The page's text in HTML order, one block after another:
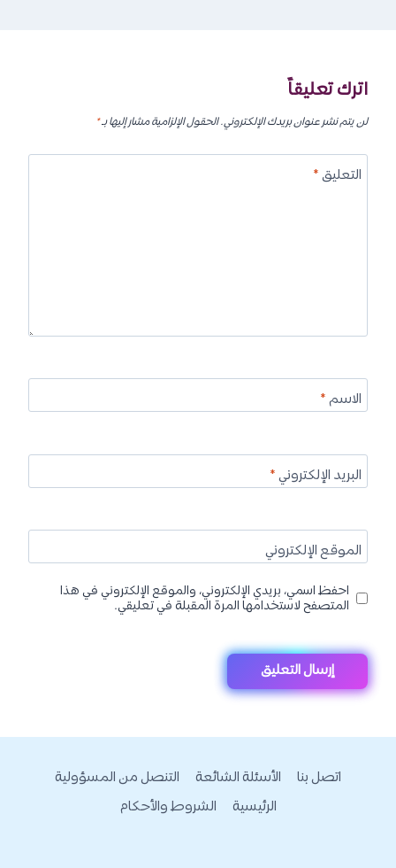
اترك تعليقاً
لن يتم نشر عنوان بريدك الإلكتروني.الحقول الإلزامية مشار إليها بـ*
التعليق*
الاسم*
البريد الإلكتروني*
الموقع الإلكتروني
احفظ اسمي، بريدي الإلكتروني، والموقع الإلكتروني في هذا
المتصفح لاستخدامها المرة المقبلة في تعليقي.
اتصل بنا الأسئلة الشائعة
التنصل من المسؤولية
الرئيسية
الشروط والأحكام